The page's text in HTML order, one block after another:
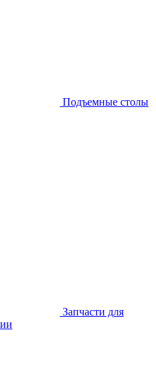
Подъемные столы
Запчасти для